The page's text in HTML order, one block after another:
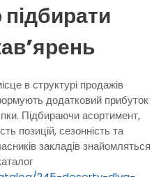
в структурі продажів
додатковий прибуток
Підбираючи асортимент,
позицій, сезонність та
закладів знайомляться